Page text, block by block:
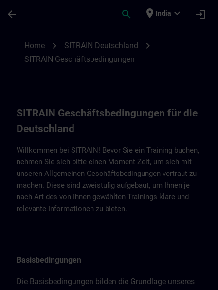
arrow_back search place India expand_more login
Home chevron_right SITRAIN Deutschland chevron_right
SITRAIN Geschäftsbedingungen
SITRAIN Geschäftsbedingungen für die
Deutschland
Willkommen bei SITRAIN! Bevor Sie ein Training buchen,
nehmen Sie sich bitte einen Moment Zeit, um sich mit
unseren Allgemeinen Geschäftsbedingungen vertraut zu
machen. Diese sind zweistufig aufgebaut, um Ihnen je
nach Art des von Ihnen gewählten Trainings klare und
relevante Informationen zu bieten.
Basisbedingungen
Die Basisbedingungen bilden die Grundlage unseres